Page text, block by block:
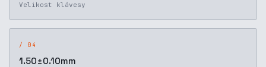
Velikost klávesy
/ 04
1.50±0.10mm